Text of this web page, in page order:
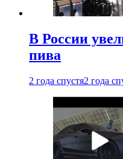
В России
пива
2 года спустя2 года